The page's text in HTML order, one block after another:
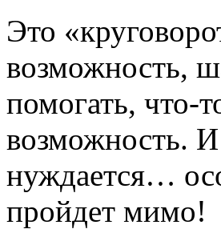
Это
возможность,
помогать, что-
возможность. И
нуждается…
пройдет мимо!